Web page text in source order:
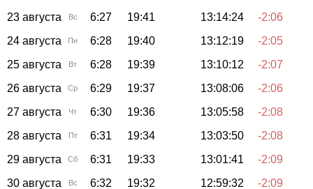
23 августа
Вс 6:27 19:41 13:14:24
-2:06
24 августа
Пн 6:28 19:40 13:12:19
-2:05
25 августа
Вт 6:28 19:39 13:10:12
-2:07
26 августа
Ср 6:29 19:37 13:08:06
-2:06
27 августа
Чт 6:30 19:36 13:05:58
-2:08
28 августа
Пт 6:31 19:34 13:03:50
-2:08
29 августа
Сб 6:31 19:33 13:01:41
-2:09
30 августа
Вс 6:32 19:32 12:59:32 -2:09